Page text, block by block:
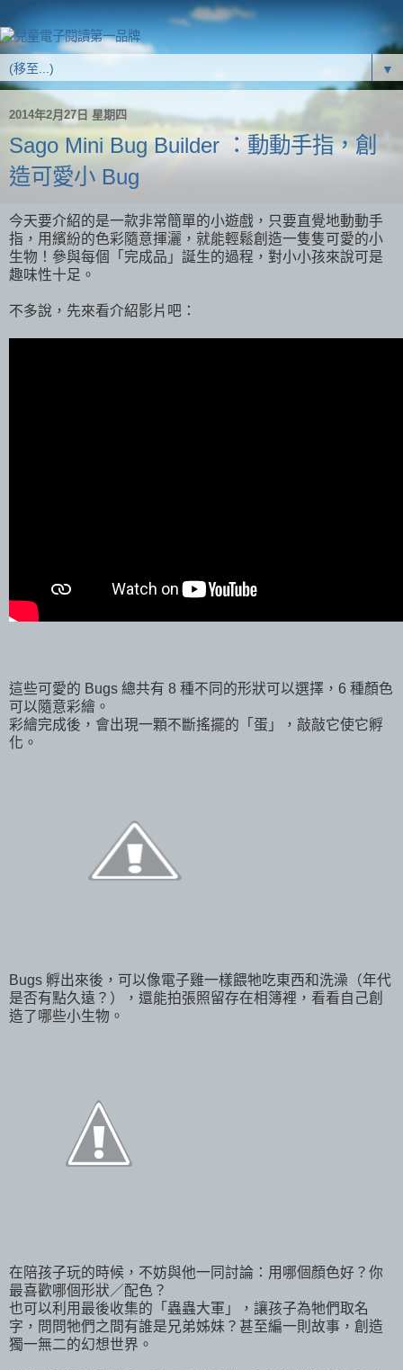
▼
2014年2月27日 星期四
Sago Mini Bug Builder ：動動手指，創
造可愛小 Bug
今天要介紹的是一款非常簡單的小遊戲，只要直覺地動動手
指，用繽紛的色彩隨意揮灑，就能輕鬆創造一隻隻可愛的小
生物！參與每個「完成品」誕生的過程，對小小孩來說可是
趣味性十足。
不多說，先來看介紹影片吧：
這些可愛的 Bugs 總共有 8 種不同的形狀可以選擇，6 種顏色
可以隨意彩繪。
彩繪完成後，會出現一顆不斷搖擺的「蛋」，敲敲它使它孵
化。
Bugs 孵出來後，可以像電子雞一樣餵牠吃東西和洗澡（年代
是否有點久遠？），還能拍張照留存在相簿裡，看看自己創
造了哪些小生物。
在陪孩子玩的時候，不妨與他一同討論：用哪個顏色好？你
最喜歡哪個形狀／配色？
也可以利用最後收集的「蟲蟲大軍」，讓孩子為牠們取名
字，問問牠們之間有誰是兄弟姊妹？甚至編一則故事，創造
獨一無二的幻想世界。